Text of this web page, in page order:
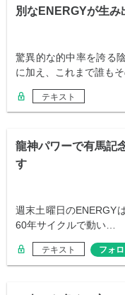
別なENERGYが生み
驚異的な的中率を誇る
に加え、これまで誰も
テキスト
龍神パワーで有馬記
す
週末土曜日のENERGY
60年サイクルで動い…
テキスト フォ